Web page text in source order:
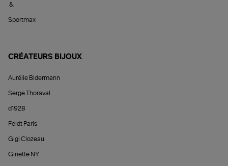
&
Sportmax
CRÉATEURS BIJOUX
Aurélie Bidermann
Serge Thoraval
d1928
Feidt Paris
Gigi Clozeau
Ginette NY